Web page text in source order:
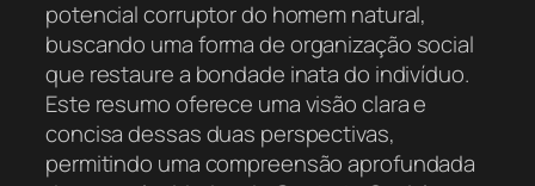
potencial corruptor do homem natural,
buscando uma forma de organização social
que restaure a bondade inata do indivíduo.
Este resumo oferece uma visão clara e
concisa dessas duas perspectivas,
permitindo uma compreensão aprofundada